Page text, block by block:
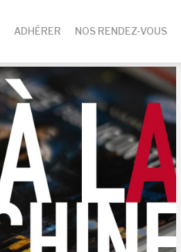
ADHÉRER NOS RENDEZ-VOUS